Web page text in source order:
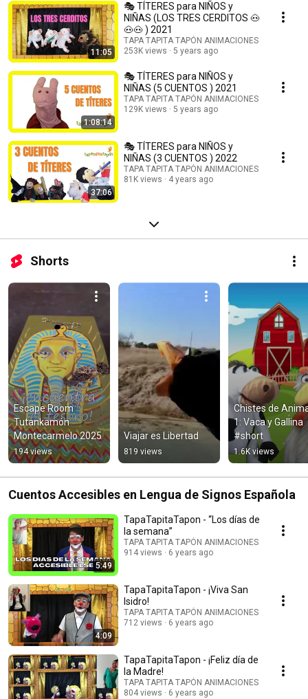
11:05
🎭 TÍTERES para NIÑOS y
NIÑAS (LOS TRES CERDITOS 🐽
🐽🐽 ) 2021
TAPA TAPITA TAPÓN ANIMACIONES
253K views
5 years ago
1:08:14
🎭 TÍTERES para NIÑOS y
NIÑAS (5 CUENTOS ) 2021
TAPA TAPITA TAPÓN ANIMACIONES
129K views
5 years ago
37:06
🎭 TÍTERES para NIÑOS y
NIÑAS (3 CUENTOS ) 2022
TAPA TAPITA TAPÓN ANIMACIONES
81K views
4 years ago
Shorts
Escape Room
Tutankamón
Montecarmelo 2025
194 views
Viajar es Libertad
819 views
Chistes de
1: Vaca y Gallina
#short
1.6K views
Cuentos Accesibles en Lengua de Signos Española
5:49
TapaTapitaTapon - “Los días de
la semana”
TAPA TAPITA TAPÓN ANIMACIONES
914 views
6 years ago
4:09
TapaTapitaTapon - ¡Viva San
Isidro!
TAPA TAPITA TAPÓN ANIMACIONES
712 views
6 years ago
TapaTapitaTapon - ¡Feliz día de
la Madre!
TAPA TAPITA TAPÓN ANIMACIONES
804 views
6 years ago